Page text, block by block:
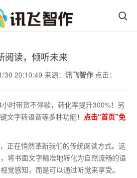
阅读，倾听未来
30 20:10:49 来源： 讯飞智作 点击：
时带货不停歇，转化率提升300%！另
文字转语音等多种功能！ 点击“首页”免
正在悄然革新我们的传统阅读方式。这
将书面文字精准地转化为自然流畅的语
觉感知，而是可以通过听觉来享受。